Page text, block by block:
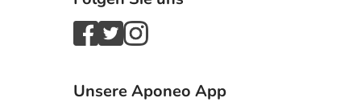
Unsere Aponeo App